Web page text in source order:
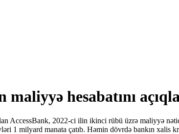
hesabatını
AccessBank, 2022-ci ilin ikinci rübü üzrə maliyyə
1 milyard manata çatıb. Həmin dövrdə bankın